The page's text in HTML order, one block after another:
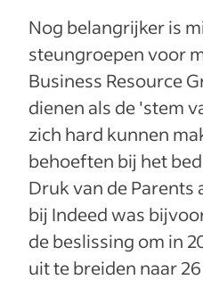
Nog belangrijker is
steungroepen voor
Business Resource
dienen als de 'stem
zich hard kunnen
behoeften bij het
Druk van de Parents
bij Indeed was
de beslissing om in
uit te breiden naar